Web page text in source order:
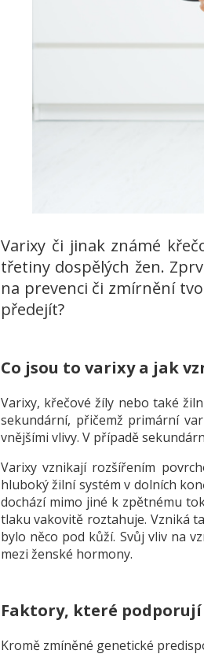
Varixy či jinak známé
třetiny dospělých žen.
na prevenci či zmírnění
předejít?
Co jsou to varixy a jak
Varixy, křečové žíly nebo také
sekundární, přičemž primární
vnějšími vlivy. V případě
Varixy vznikají rozšířením
hluboký žilní systém v dolních
dochází mimo jiné k zpětnému
tlaku vakovitě roztahuje. Vzniká
bylo něco pod kůží. Svůj vliv na
mezi ženské hormony.
Faktory, které
Kromě zmíněné genetické